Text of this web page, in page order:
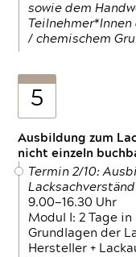
sowie dem
/ chemischem
5
Ausbildung zum
nicht einzeln
Termin 2/10:
9.00—16.30 Uhr
Modul I: 2 Tage
Grundlagen der
Hersteller +